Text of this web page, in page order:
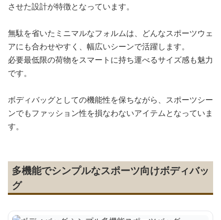
させた設計が特徴となっています。
無駄を省いたミニマルなフォルムは、どんなスポーツウェ
アにも合わせやすく、幅広いシーンで活躍します。
必要最低限の荷物をスマートに持ち運べるサイズ感も魅力
です。
ボディバッグとしての機能性を保ちながら、スポーツシー
ンでもファッション性を損なわないアイテムとなっていま
す。
多機能でシンプルなスポーツ向けボディバッ
グ